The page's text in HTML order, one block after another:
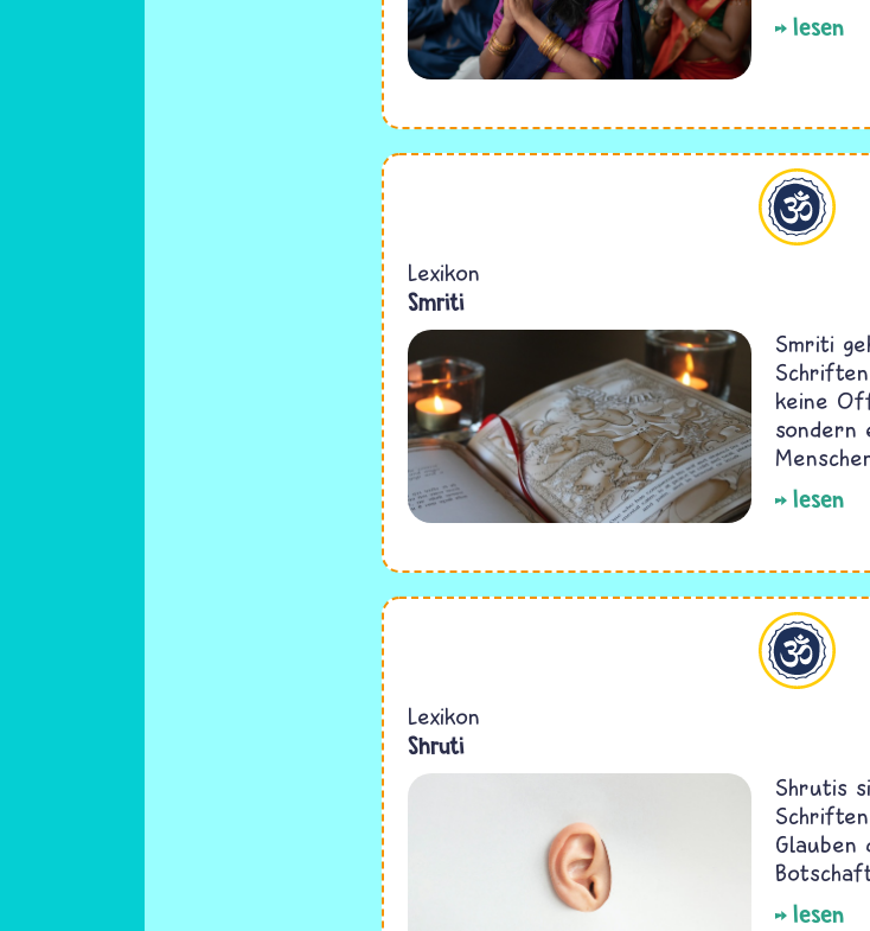
lesen
Lexikon
Smriti
Smriti
keine
sondern
lesen
Lexikon
Shruti
Shrutis
Schriften
Glauben
lesen